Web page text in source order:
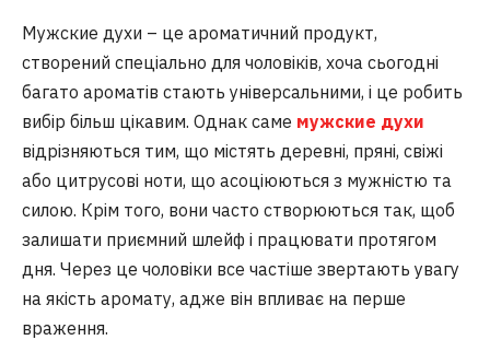
Мужские духи – це ароматичний продукт,
створений спеціально для чоловіків, хоча сьогодні
багато ароматів стають універсальними, і це робить
вибір більш цікавим. Однак саме мужские духи
відрізняються тим, що містять деревні, пряні, свіжі
або цитрусові ноти, що асоціюються з мужністю та
силою. Крім того, вони часто створюються так, щоб
залишати приємний шлейф і працювати протягом
дня. Через це чоловіки все частіше звертають увагу
на якість аромату, адже він впливає на перше
враження.